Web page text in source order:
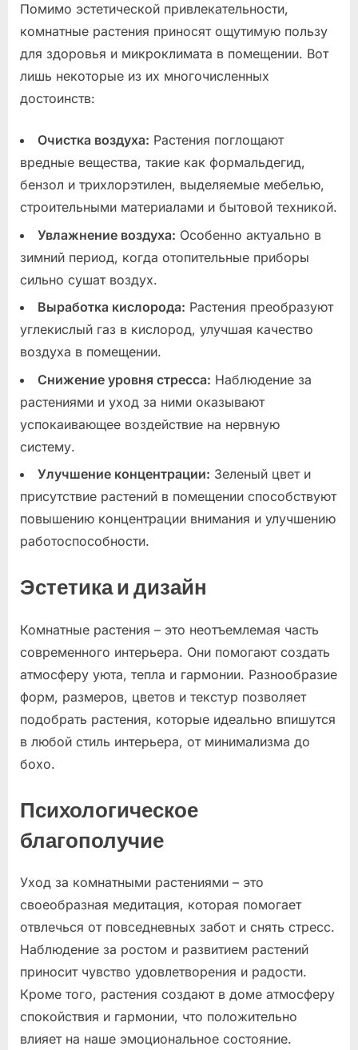
Помимо эстетической привлекательности,
комнатные растения приносят ощутимую пользу
для здоровья и микроклимата в помещении. Вот
лишь некоторые из их многочисленных
достоинств:
Очистка воздуха: Растения поглощают
вредные вещества, такие как формальдегид,
бензол и трихлорэтилен, выделяемые мебелью,
строительными материалами и бытовой техникой.
Увлажнение воздуха: Особенно актуально в
зимний период, когда отопительные приборы
сильно сушат воздух.
Выработка кислорода: Растения преобразуют
углекислый газ в кислород, улучшая качество
воздуха в помещении.
Снижение уровня стресса: Наблюдение за
растениями и уход за ними оказывают
успокаивающее воздействие на нервную
систему.
Улучшение концентрации: Зеленый цвет и
присутствие растений в помещении способствуют
повышению концентрации внимания и улучшению
работоспособности.
Эстетика и дизайн
Комнатные растения – это неотъемлемая часть
современного интерьера. Они помогают создать
атмосферу уюта, тепла и гармонии. Разнообразие
форм, размеров, цветов и текстур позволяет
подобрать растения, которые идеально впишутся
в любой стиль интерьера, от минимализма до
бохо.
Психологическое
благополучие
Уход за комнатными растениями – это
своеобразная медитация, которая помогает
отвлечься от повседневных забот и снять стресс.
Наблюдение за ростом и развитием растений
приносит чувство удовлетворения и радости.
Кроме того, растения создают в доме атмосферу
спокойствия и гармонии, что положительно
влияет на наше эмоциональное состояние.